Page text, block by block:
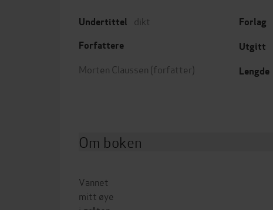
Undertittel dikt
Forfattere
Morten Claussen (forfatter)
Forlag
Utgitt
Lengde
Om boken
Vannet
mitt øye